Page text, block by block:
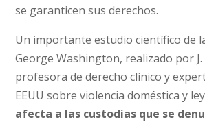
se garanticen sus derechos.
Un importante estudio científico de
George Washington, realizado por J.
profesora de derecho clínico y
EEUU sobre violencia doméstica y
afecta a las custodias que se